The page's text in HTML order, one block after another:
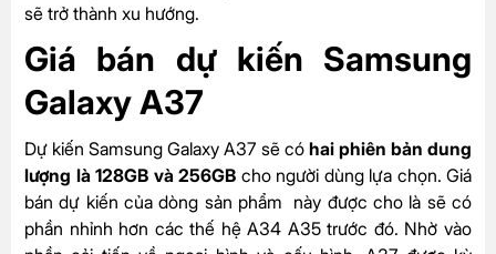
sẽ trở thành xu hướng.
Giá bán dự kiến Samsung
Galaxy A37
Dự kiến Samsung Galaxy A37 sẽ có hai phiên bản dung
lượng là 128GB và 256GB cho người dùng lựa chọn. Giá
bán dự kiến của dòng sản phẩm này được cho là sẽ có
phần nhỉnh hơn các thế hệ A34 A35 trước đó. Nhờ vào